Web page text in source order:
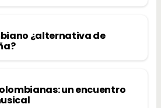
¿alternativa de
un encuentro